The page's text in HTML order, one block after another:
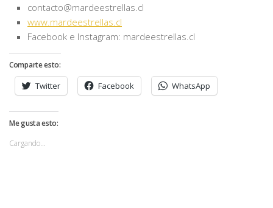
contacto@mardeestrellas.cl
www.mardeestrellas.cl
Facebook e Instagram: mardeestrellas.cl
Comparte esto:
Twitter Facebook WhatsApp
Me gusta esto:
Cargando...